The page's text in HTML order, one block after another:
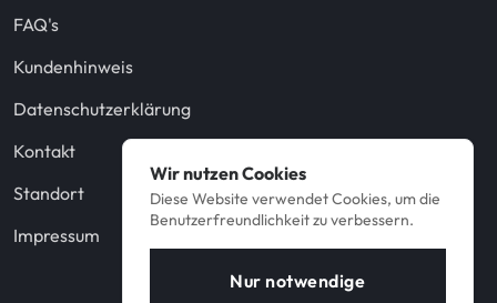
FAQ's
Kundenhinweis
Datenschutzerklärung
Kontakt
Standort
Impressum
Wir nutzen Cookies
Diese Website verwendet Cookies, um die
Benutzerfreundlichkeit zu verbessern.
Nur notwendige